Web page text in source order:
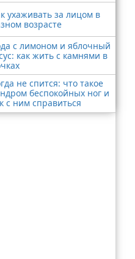
ухаживать за лицом в
возрасте
с лимоном и яблочный
как жить с камнями в
не спится: что такое
беспокойных ног и
с ним справиться